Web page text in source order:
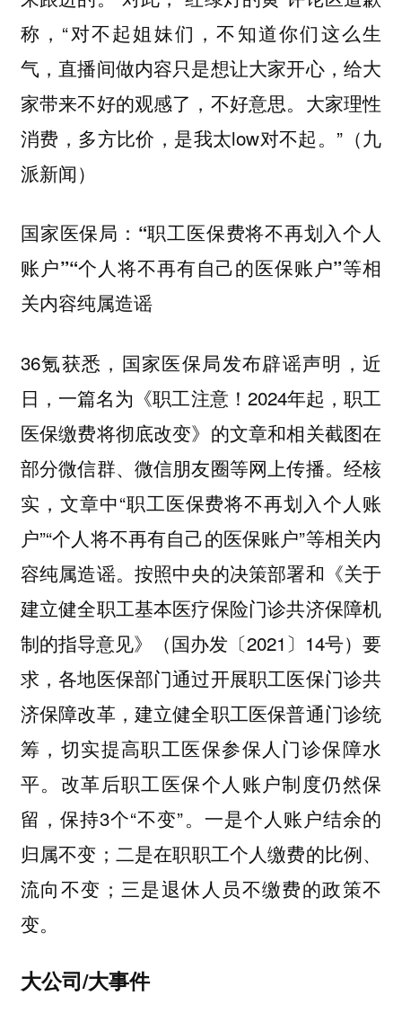
称，“对不起姐妹们，不知道你们这么生
气，直播间做内容只是想让大家开心，给大
家带来不好的观感了，不好意思。大家理性
消费，多方比价，是我太low对不起。”（九
派新闻）
国家医保局：“职工医保费将不再划入个人
账户”“个人将不再有自己的医保账户”等相
关内容纯属造谣
36氪获悉，国家医保局发布辟谣声明，近
日，一篇名为《职工注意！2024年起，职工
医保缴费将彻底改变》的文章和相关截图在
部分微信群、微信朋友圈等网上传播。经核
实，文章中“职工医保费将不再划入个人账
户”“个人将不再有自己的医保账户”等相关内
容纯属造谣。按照中央的决策部署和《关于
建立健全职工基本医疗保险门诊共济保障机
制的指导意见》（国办发〔2021〕14号）要
求，各地医保部门通过开展职工医保门诊共
济保障改革，建立健全职工医保普通门诊统
筹，切实提高职工医保参保人门诊保障水
平。改革后职工医保个人账户制度仍然保
留，保持3个“不变”。一是个人账户结余的
归属不变；二是在职职工个人缴费的比例、
流向不变；三是退休人员不缴费的政策不
变。
大公司/大事件